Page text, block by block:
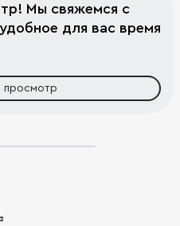
Мы свяжемся с
для вас время
просмотр